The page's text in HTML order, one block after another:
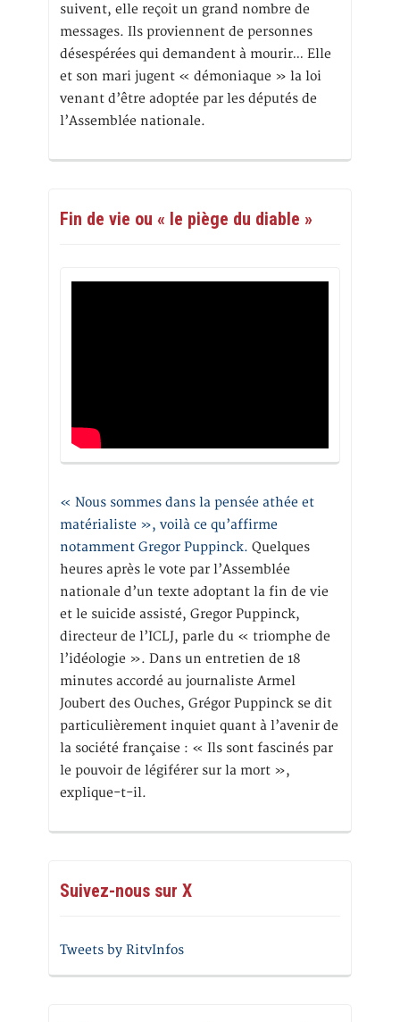
suivent, elle reçoit un grand nombre de
messages. Ils proviennent de personnes
désespérées qui demandent à mourir… Elle
et son mari jugent « démoniaque » la loi
venant d’être adoptée par les députés de
l’Assemblée nationale.
Fin de vie ou « le piège du diable »
« Nous sommes dans la pensée athée et
matérialiste », voilà ce qu’affirme
notamment Gregor Puppinck. Quelques
heures après le vote par l’Assemblée
nationale d’un texte adoptant la fin de vie
et le suicide assisté, Gregor Puppinck,
directeur de l’ICLJ, parle du « triomphe de
l’idéologie ». Dans un entretien de 18
minutes accordé au journaliste Armel
Joubert des Ouches, Grégor Puppinck se dit
particulièrement inquiet quant à l’avenir de
la société française : « Ils sont fascinés par
le pouvoir de légiférer sur la mort »,
explique-t-il.
Suivez-nous sur X
Tweets by RitvInfos